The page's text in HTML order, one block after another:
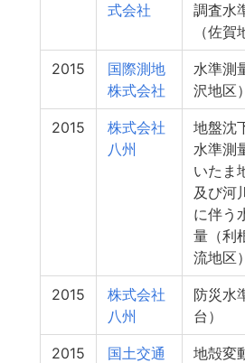
式会社
調査水
（佐賀
2015
国際測地
株式会社
水準測
沢地区）
2015
株式会社
八州
地盤沈
水準測
いたま
及び河
に伴う
量（利
流地区）
2015
株式会社
八州
防災水
台）
2015
国土交通
地殻変